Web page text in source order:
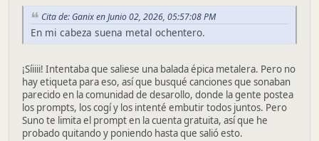
Cita de: Ganix en Junio 02, 2026, 05:57:08 PM
En mi cabeza suena metal ochentero.
¡Síiiii! Intentaba que saliese una balada épica metalera. Pero no
hay etiqueta para eso, así que busqué canciones que sonaban
parecido en la comunidad de desarollo, donde la gente postea
los prompts, los cogí y los intenté embutir todos juntos. Pero
Suno te limita el prompt en la cuenta gratuita, así que he
probado quitando y poniendo hasta que salió esto.